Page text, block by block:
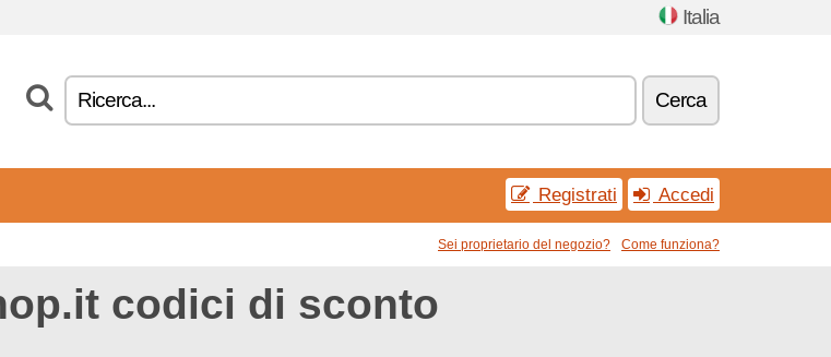
Italia
Cerca
Registrati Accedi
Sei proprietario del negozio? Come funziona?
codici di sconto